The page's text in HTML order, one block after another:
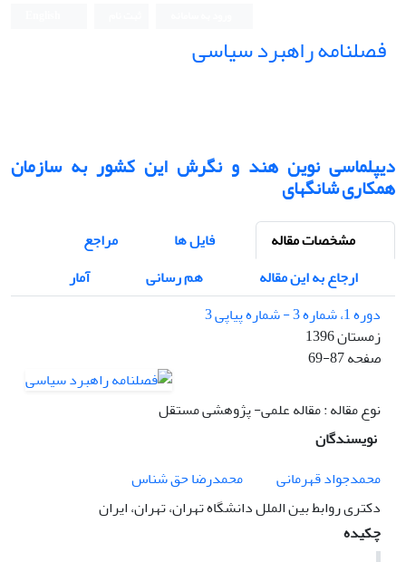
فصلنامه راهبرد سیاسی
دیپلماسی نوین هند و نگرش این کشور به سازمان
همکاری شانگهای
مشخصات مقاله فایل ها
مراجع
ارجاع به این مقاله
هم رسانی
آمار
دوره 1، شماره 3 - شماره پیاپی 3
زمستان 1396
صفحه69-87
نوع مقاله : مقاله علمی- پژوهشی مستقل
نویسندگان
محمدجواد قهرمانی
محمدرضا حق شناس
دکتری روابط بین الملل دانشگاه تهران، تهران، ایران
چکیده